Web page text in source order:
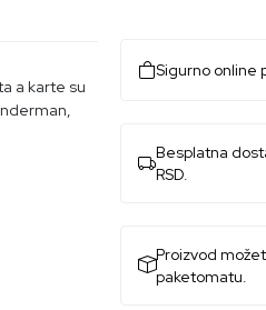
a karte su
Sigurno online
Besplatna
RSD.
Proizvod
paketomatu.